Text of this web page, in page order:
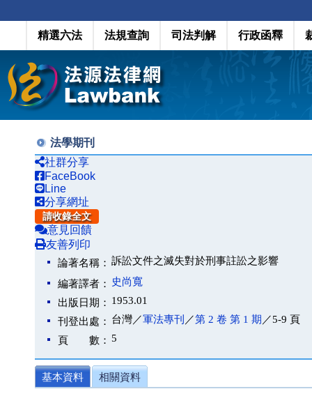
精選六法 法規查詢 司法判解 行政函釋
法學期刊
社群分享
FaceBook
Line
分享網址
請收錄全文
意見回饋
友善列印
論著名稱： 訴訟文件之滅失對於刑事註訟之影響
編著譯者：
史尚寬
出版日期： 1953.01
刊登出處： 台灣／軍法專刊 ／第 2 卷 第 1 期 ／5-9 頁
頁 數： 5
基本資料 相關資料